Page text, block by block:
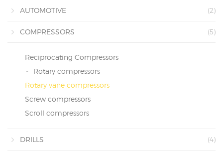
AUTOMOTIVE (2)
COMPRESSORS (5)
Reciprocating Compressors
Rotary compressors
Rotary vane compressors
Screw compressors
Scroll compressors
DRILLS (4)